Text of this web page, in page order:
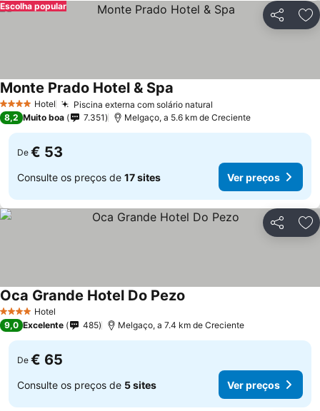
Partilhar
Escolha popular
4 EstrelasHotel Piscina externa com solário natural
Monte Prado Hotel & Spa
8,2 Muito boa 7.351 Melgaço, a 5.6 km de Creciente
De € 53
Consulte os preços de 17 sites Ver preços
Partilhar
4 EstrelasHotel
Oca Grande Hotel Do Pezo
9,0 Excelente 485 Melgaço, a 7.4 km de Creciente
De € 65
Consulte os preços de 5 sites Ver preços